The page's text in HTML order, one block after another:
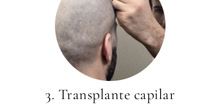
3. Transplante capilar